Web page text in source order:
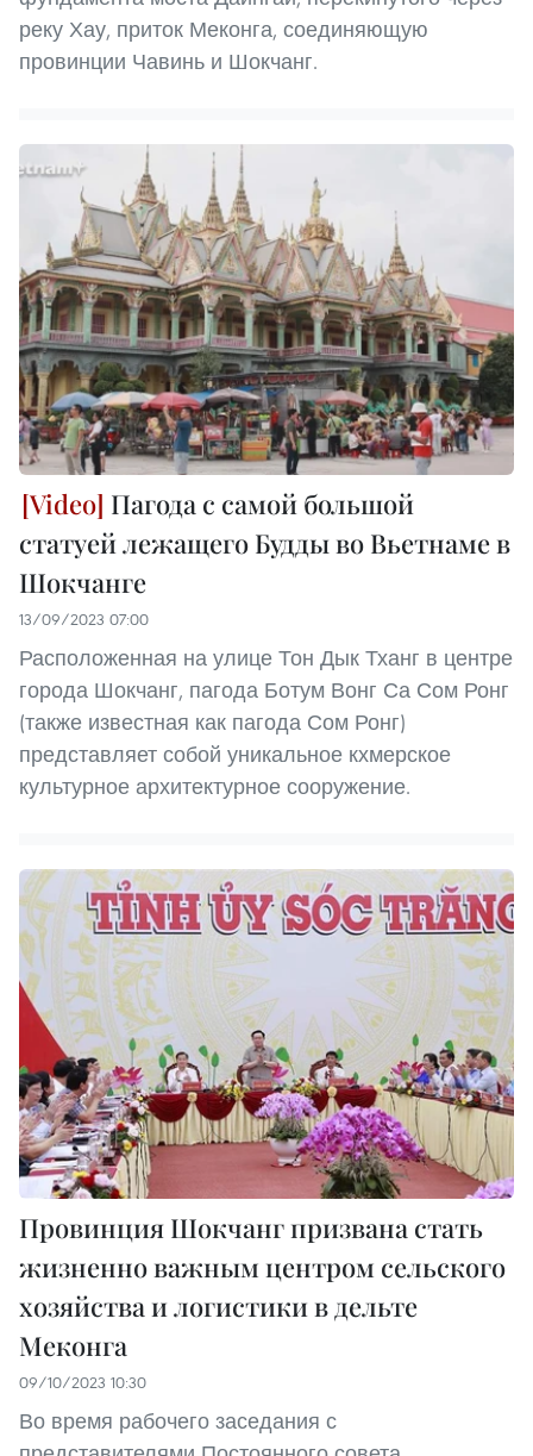
реку Хау, приток Меконга, соединяющую
провинции Чавинь и Шокчанг.
Пагода с самой большой
статуей лежащего Будды во Вьетнаме в
Шокчанге
13/09/2023 07:00
Расположенная на улице Тон Дык Тханг в центре
города Шокчанг, пагода Ботум Вонг Са Сом Ронг
(также известная как пагода Сом Ронг)
представляет собой уникальное кхмерское
культурное архитектурное сооружение.
Провинция Шокчанг призвана стать
жизненно важным центром сельского
хозяйства и логистики в дельте
Меконга
09/10/2023 10:30
Во время рабочего заседания с